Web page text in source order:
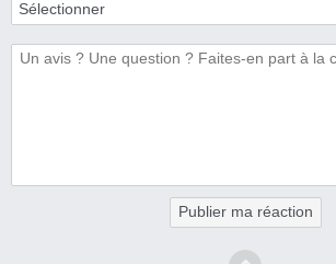
Publier ma réaction